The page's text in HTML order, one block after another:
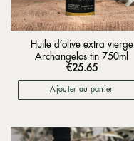
Huile d’olive extra vierge
Archangelos tin 750ml
€25.65
Ajouter au panier